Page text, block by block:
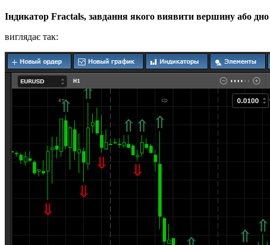
Індикатор Fractals, завдання якого виявити вершину або дно
виглядає так: